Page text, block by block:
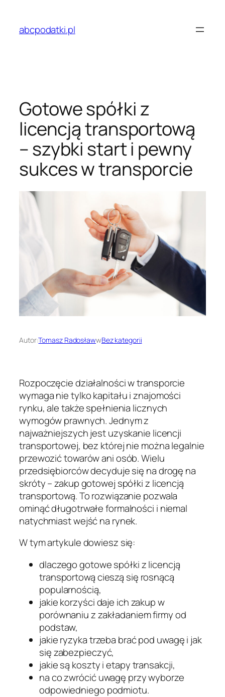
treściabcpodatki.pl
Gotowe spółki z
licencją transportową
– szybki start i pewny
sukces w transporcie
Autor:Tomasz RadosławwBez kategorii
Rozpoczęcie działalności w transporcie
wymaga nie tylko kapitału i znajomości
rynku, ale także spełnienia licznych
wymogów prawnych. Jednym z
najważniejszych jest uzyskanie licencji
transportowej, bez której nie można legalnie
przewozić towarów ani osób. Wielu
przedsiębiorców decyduje się na drogę na
skróty – zakup gotowej spółki z licencją
transportową. To rozwiązanie pozwala
ominąć długotrwałe formalności i niemal
natychmiast wejść na rynek.
W tym artykule dowiesz się:
dlaczego gotowe spółki z licencją
transportową cieszą się rosnącą
popularnością,
jakie korzyści daje ich zakup w
porównaniu z zakładaniem firmy od
podstaw,
jakie ryzyka trzeba brać pod uwagę i jak
się zabezpieczyć,
jakie są koszty i etapy transakcji,
na co zwrócić uwagę przy wyborze
odpowiedniego podmiotu.